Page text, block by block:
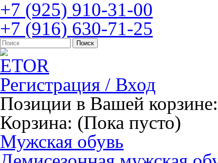
+7 (925) 910-31-00
+7 (916) 630-71-25
Регистрация / Вход
Позиции в Вашей корзине:
Корзина: (Пока пусто)
Мужская обувь